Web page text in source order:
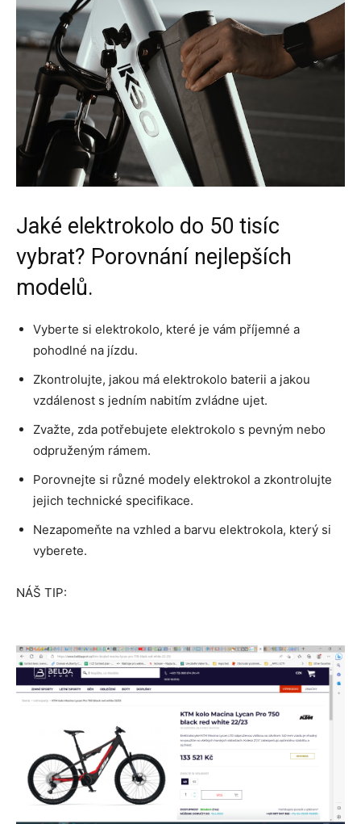
Jaké elektrokolo do 50 tisíc
vybrat? Porovnání nejlepších
modelů.
Vyberte si elektrokolo, které je vám příjemné a
pohodlné na jízdu.
Zkontrolujte, jakou má elektrokolo baterii a jakou
vzdálenost s jedním nabitím zvládne ujet.
Zvažte, zda potřebujete elektrokolo s pevným nebo
odpruženým rámem.
Porovnejte si různé modely elektrokol a zkontrolujte
jejich technické specifikace.
Nezapomeňte na vzhled a barvu elektrokola, který si
vyberete.
NÁŠ TIP: